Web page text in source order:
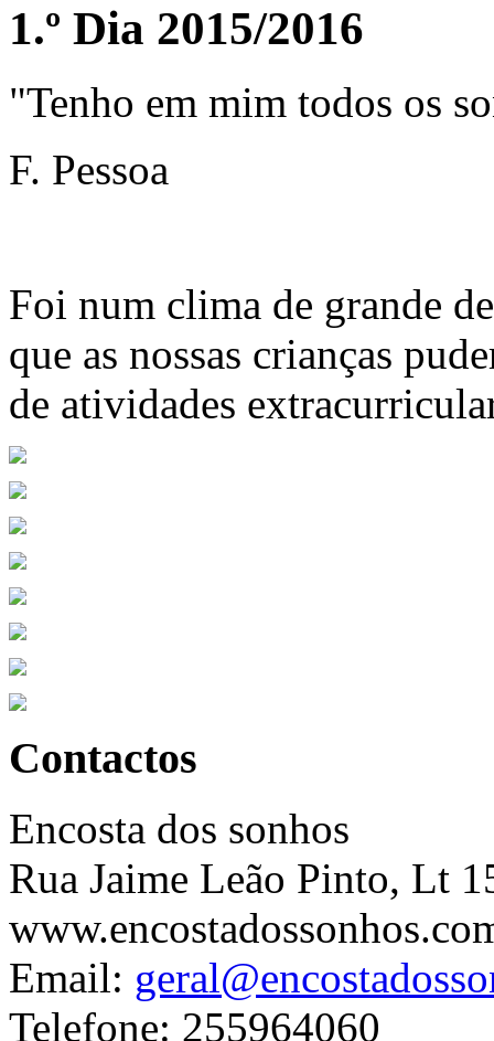
1.º Dia 2015/2016
"Tenho em mim todos os
F. Pessoa
Foi num clima de grande
que as nossas crianças
de atividades
Contactos
Encosta dos sonhos
Rua Jaime Leão Pinto, Lt
Email:
Telefone: 255964060